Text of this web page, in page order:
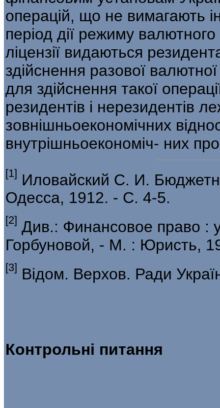
операцій, що не вимагають
період дії режиму
ліцензії видаються
здійснення разової
для здійснення такої
резидентів і нерезидентів
зовнішньоеко­номічних
внутрішньоекономіч- них
[1] Иловайский С. И.
Одесса, 1912. - С. 4-5.
[2] Див.: Финансовое право :
Горбуновой, - М. : Юристь,
[3] Відом. Верхов. Ради
Контрольні питання